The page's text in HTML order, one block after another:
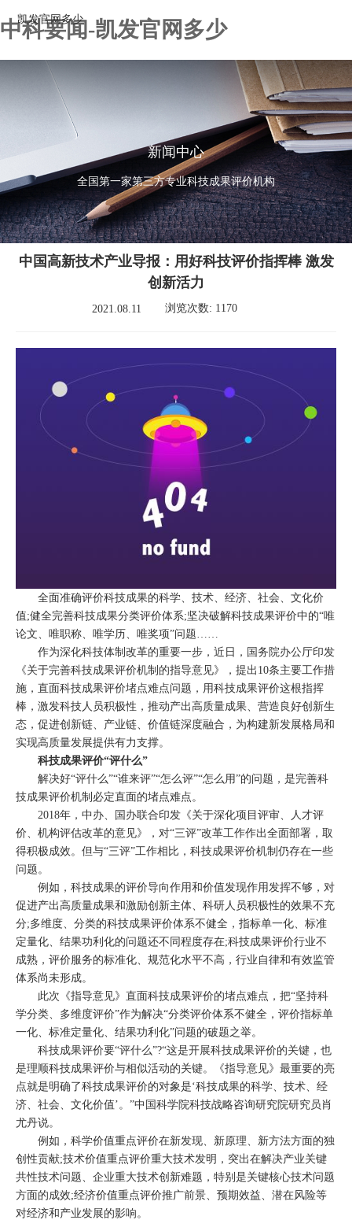
中科要闻-凯发官网多少
凯发官网多少
新闻中心
全国第一家第三方专业科技成果评价机构
中国高新技术产业导报：用好科技评价指挥棒 激发
创新活力
2021.08.11 浏览次数: 1170
全面准确评价科技成果的科学、技术、经济、社会、文化价
值;健全完善科技成果分类评价体系;坚决破解科技成果评价中的“唯
论文、唯职称、唯学历、唯奖项”问题……
作为深化科技体制改革的重要一步，近日，国务院办公厅印发
《关于完善科技成果评价机制的指导意见》，提出10条主要工作措
施，直面科技成果评价堵点难点问题，用科技成果评价这根指挥
棒，激发科技人员积极性，推动产出高质量成果、营造良好创新生
态，促进创新链、产业链、价值链深度融合，为构建新发展格局和
实现高质量发展提供有力支撑。
科技成果评价“评什么”
解决好“评什么”“谁来评”“怎么评”“怎么用”的问题，是完善科
技成果评价机制必定直面的堵点难点。
2018年，中办、国办联合印发《关于深化项目评审、人才评
价、机构评估改革的意见》，对“三评”改革工作作出全面部署，取
得积极成效。但与“三评”工作相比，科技成果评价机制仍存在一些
问题。
例如，科技成果的评价导向作用和价值发现作用发挥不够，对
促进产出高质量成果和激励创新主体、科研人员积极性的效果不充
分;多维度、分类的科技成果评价体系不健全，指标单一化、标准
定量化、结果功利化的问题还不同程度存在;科技成果评价行业不
成熟，评价服务的标准化、规范化水平不高，行业自律和有效监管
体系尚未形成。
此次《指导意见》直面科技成果评价的堵点难点，把“坚持科
学分类、多维度评价”作为解决“分类评价体系不健全，评价指标单
一化、标准定量化、结果功利化”问题的破题之举。
科技成果评价要“评什么”?“这是开展科技成果评价的关键，也
是理顺科技成果评价与相似活动的关键。《指导意见》最重要的亮
点就是明确了科技成果评价的对象是‘科技成果的科学、技术、经
济、社会、文化价值’。”中国科学院科技战略咨询研究院研究员肖
尤丹说。
例如，科学价值重点评价在新发现、新原理、新方法方面的独
创性贡献;技术价值重点评价重大技术发明，突出在解决产业关键
共性技术问题、企业重大技术创新难题，特别是关键核心技术问题
方面的成效;经济价值重点评价推广前景、预期效益、潜在风险等
对经济和产业发展的影响。